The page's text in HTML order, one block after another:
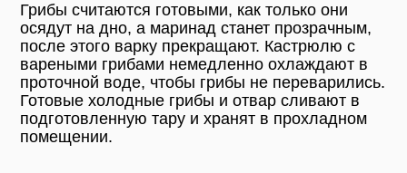
Грибы считаются готовыми, как только они
осядут на дно, а маринад станет прозрачным,
после этого варку прекращают. Кастрюлю с
вареными грибами немедленно охлаждают в
проточной воде, чтобы грибы не переварились.
Готовые холодные грибы и отвар сливают в
подготовленную тару и хранят в прохладном
помещении.